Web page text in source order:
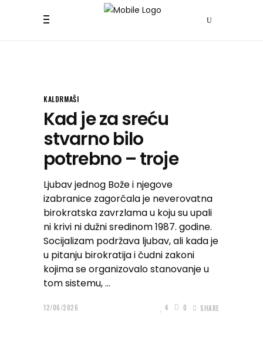
KALDRMAŠI
Kad je za sreću
stvarno bilo
potrebno – troje
Ljubav jednog Bože i njegove
izabranice zagorčala je neverovatna
birokratska zavrzlama u koju su upali
ni krivi ni dužni sredinom 1987. godine.
Socijalizam podržava ljubav, ali kada je
u pitanju birokratija i čudni zakoni
kojima se organizovalo stanovanje u
tom sistemu,
12/06/2026 4 0 SHARE